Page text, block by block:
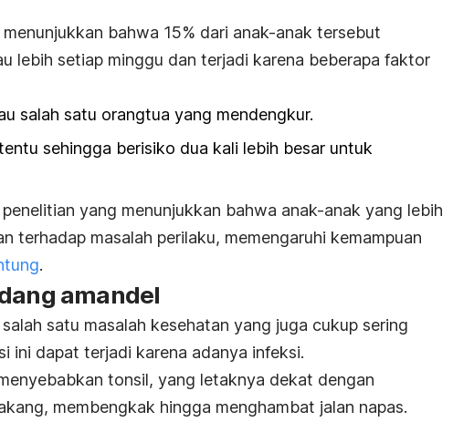
bahwa 15% dari anak-anak tersebut
lebih setiap minggu dan terjadi karena beberapa faktor
salah satu orangtua yang mendengkur.
sehingga berisiko dua kali lebih besar untuk
yang menunjukkan bahwa anak-anak yang lebih
terhadap masalah perilaku, memengaruhi kemampuan
.
amandel
satu masalah kesehatan yang juga cukup sering
ini dapat terjadi karena adanya infeksi.
tonsil, yang letaknya dekat dengan
membengkak hingga menghambat jalan napas.